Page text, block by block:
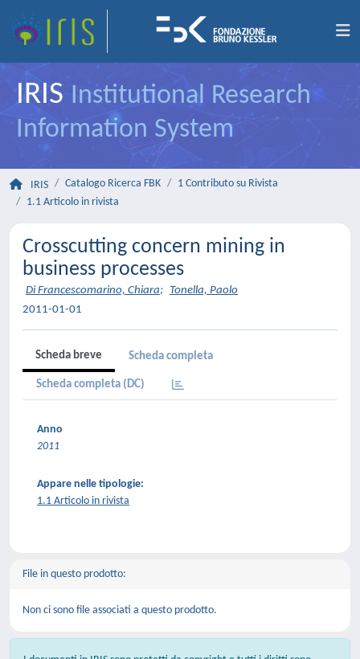
IRIS Institutional Research
Information System
IRIS Catalogo Ricerca FBK
1 Contributo su Rivista
1.1 Articolo in rivista
Crosscutting concern mining in
business processes
Di Francescomarino, Chiara; Tonella, Paolo
2011-01-01
Scheda breve Scheda completa
Scheda completa (DC)
Anno
2011
Appare nelle tipologie:
1.1 Articolo in rivista
File in questo prodotto:
Non ci sono file associati a questo prodotto.